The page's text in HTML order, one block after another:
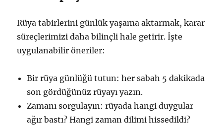
Rüya tabirlerini günlük yaşama aktarmak, karar
süreçlerimizi daha bilinçli hale getirir. İşte
uygulanabilir öneriler:
Bir rüya günlüğü tutun: her sabah 5 dakikada
son gördüğünüz rüyayı yazın.
Zamanı sorgulayın: rüyada hangi duygular
ağır bastı? Hangi zaman dilimi hissedildi?